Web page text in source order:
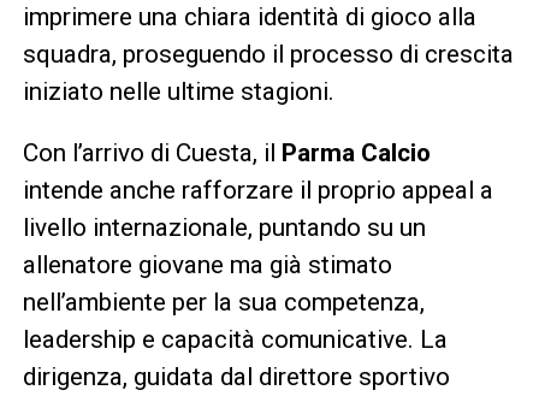
imprimere una chiara identità di gioco alla
squadra, proseguendo il processo di crescita
iniziato nelle ultime stagioni.
Con l’arrivo di Cuesta, il Parma Calcio
intende anche rafforzare il proprio appeal a
livello internazionale, puntando su un
allenatore giovane ma già stimato
nell’ambiente per la sua competenza,
leadership e capacità comunicative. La
dirigenza, guidata dal direttore sportivo